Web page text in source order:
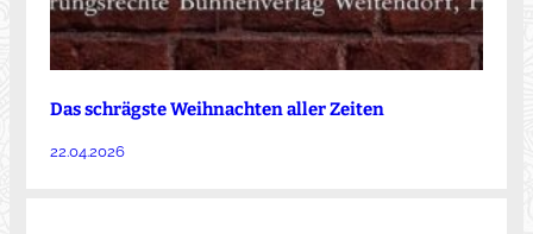
Das schrägste Weihnachten aller Zeiten
22.04.2026